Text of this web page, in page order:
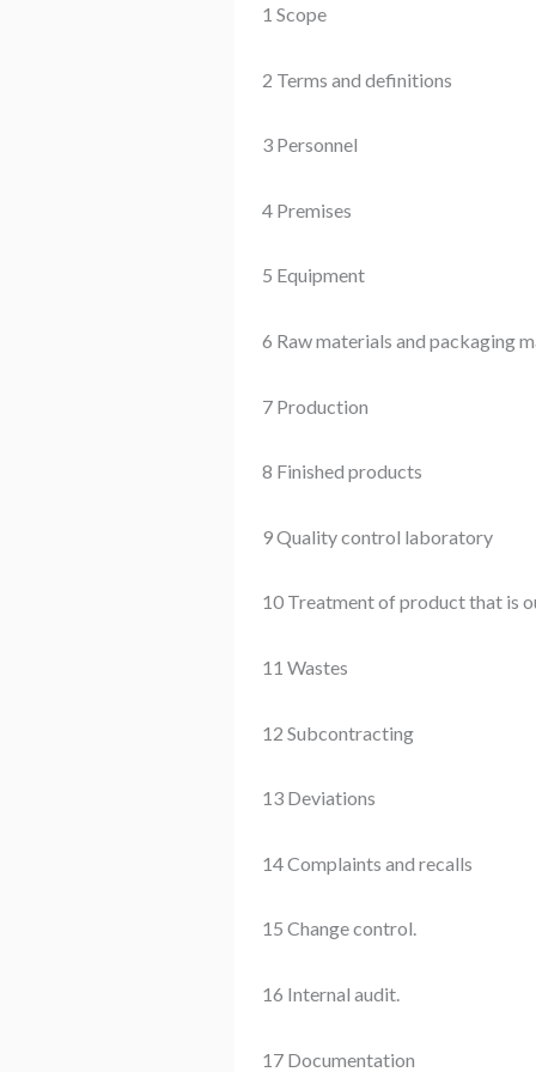
1 Scope
2 Terms and definitions
3 Personnel
4 Premises
5 Equipment
6 Raw materials and packaging
7 Production
8 Finished products
9 Quality control laboratory
10 Treatment of product that is
11 Wastes
12 Subcontracting
13 Deviations
14 Complaints and recalls
15 Change control.
16 Internal audit.
17 Documentation